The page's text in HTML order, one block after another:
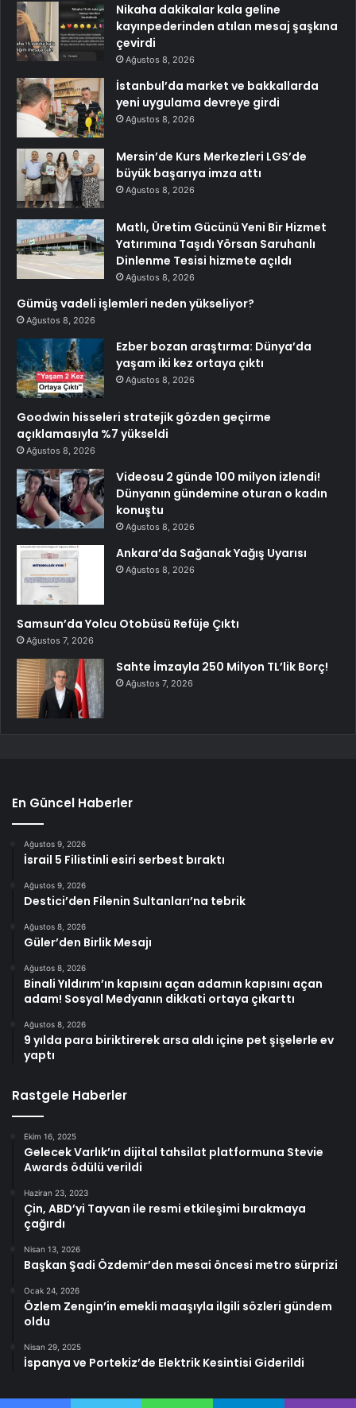
Nikaha dakikalar kala geline
kayınpederinden atılan mesaj şaşkına
çevirdi
Ağustos 8, 2026
İstanbul’da market ve bakkallarda
yeni uygulama devreye girdi
Ağustos 8, 2026
Mersin’de Kurs Merkezleri LGS’de
büyük başarıya imza attı
Ağustos 8, 2026
Matlı, Üretim Gücünü Yeni Bir Hizmet
Yatırımına Taşıdı Yörsan Saruhanlı
Dinlenme Tesisi hizmete açıldı
Ağustos 8, 2026
Gümüş vadeli işlemleri neden yükseliyor?
Ağustos 8, 2026
Ezber bozan araştırma: Dünya’da
yaşam iki kez ortaya çıktı
Ağustos 8, 2026
Goodwin hisseleri stratejik gözden geçirme
açıklamasıyla %7 yükseldi
Ağustos 8, 2026
Videosu 2 günde 100 milyon izlendi!
Dünyanın gündemine oturan o kadın
konuştu
Ağustos 8, 2026
Ankara’da Sağanak Yağış Uyarısı
Ağustos 8, 2026
Samsun’da Yolcu Otobüsü Refüje Çıktı
Ağustos 7, 2026
Sahte İmzayla 250 Milyon TL’lik Borç!
Ağustos 7, 2026
En Güncel Haberler
Ağustos 9, 2026
İsrail 5 Filistinli esiri serbest bıraktı
Ağustos 9, 2026
Destici’den Filenin Sultanları’na tebrik
Ağustos 8, 2026
Güler’den Birlik Mesajı
Ağustos 8, 2026
Binali Yıldırım’ın kapısını açan adamın kapısını açan
adam! Sosyal Medyanın dikkati ortaya çıkarttı
Ağustos 8, 2026
9 yılda para biriktirerek arsa aldı içine pet şişelerle ev
yaptı
Rastgele Haberler
Ekim 16, 2025
Gelecek Varlık’ın dijital tahsilat platformuna Stevie
Awards ödülü verildi
Haziran 23, 2023
Çin, ABD’yi Tayvan ile resmi etkileşimi bırakmaya
çağırdı
Nisan 13, 2026
Başkan Şadi Özdemir’den mesai öncesi metro sürprizi
Ocak 24, 2026
Özlem Zengin’in emekli maaşıyla ilgili sözleri gündem
oldu
Nisan 29, 2025
İspanya ve Portekiz’de Elektrik Kesintisi Giderildi